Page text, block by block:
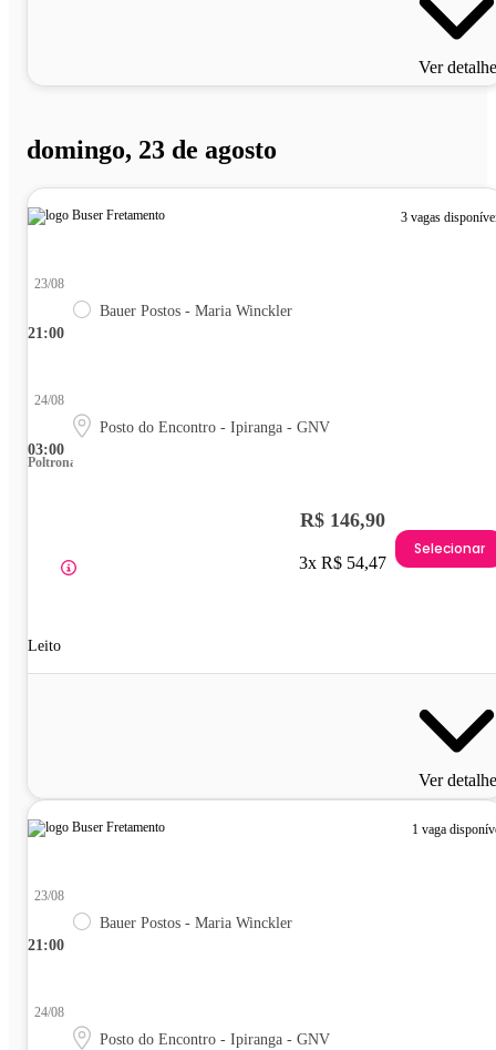
Ver
domingo, 23 de agosto
3 vagas
21:00
23/08
Bauer Postos - Maria Winckler
03:00
24/08
Posto do Encontro - Ipiranga - GNV
Poltrona
Leito
R$ 146,90
3x R$ 54,47
Selecionar
Ver
1 vaga
21:00
23/08
Bauer Postos - Maria Winckler
24/08
Posto do Encontro - Ipiranga - GNV